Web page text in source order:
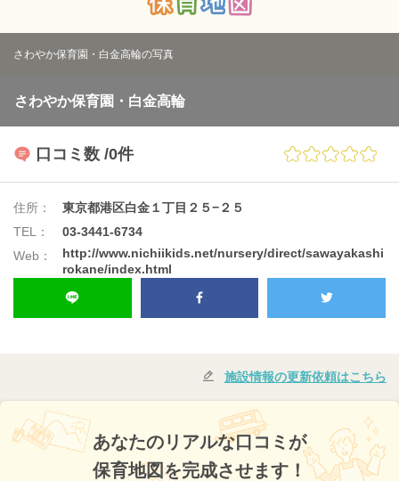
さわやか保育園・白金高輪の写真
さわやか保育園・白金高輪
口コミ数 /0件
住所：
東京都港区白金１丁目２５−２５
TEL：
03-3441-6734
Web：
http://www.nichiikids.net/nursery/direct/sawayakashi
rokane/index.html
施設情報の更新依頼はこちら
あなたのリアルな口コミが
保育地図を完成させます！